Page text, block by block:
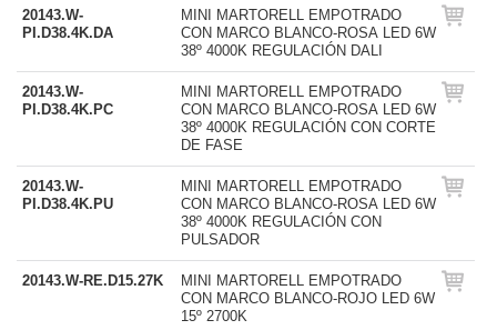
20143.W-
PI.D38.4K.DA
MINI MARTORELL EMPOTRADO
CON MARCO BLANCO-ROSA LED 6W
38º 4000K REGULACIÓN DALI
20143.W-
PI.D38.4K.PC
MINI MARTORELL EMPOTRADO
CON MARCO BLANCO-ROSA LED 6W
38º 4000K REGULACIÓN CON CORTE
DE FASE
20143.W-
PI.D38.4K.PU
MINI MARTORELL EMPOTRADO
CON MARCO BLANCO-ROSA LED 6W
38º 4000K REGULACIÓN CON
PULSADOR
20143.W-RE.D15.27K
MINI MARTORELL EMPOTRADO
CON MARCO BLANCO-ROJO LED 6W
15º 2700K